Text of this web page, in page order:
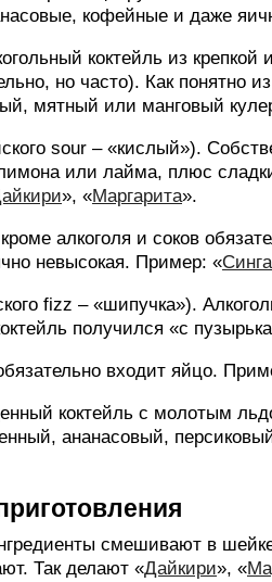
кофейные и даже
коктейль из
но часто). Как понятно
мятный или манговый
sour – «кислый»).
или лайма, плюс
», «Маргарита».
алкоголя и соков
невысокая. Пример: «
fizz – «шипучка»).
получился «с
входит яйцо.
коктейль с молотым
ананасовый,
смешивают в
Так делают «Дайкири», «